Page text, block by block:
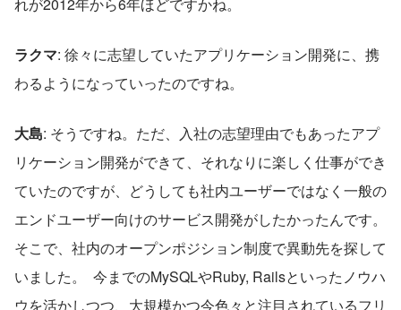
れが2012年から6年ほどですかね。
ラクマ: 徐々に志望していたアプリケーション開発に、携
わるようになっていったのですね。
大島: そうですね。ただ、入社の志望理由でもあったアプ
リケーション開発ができて、それなりに楽しく仕事ができ
ていたのですが、どうしても社内ユーザーではなく一般の
エンドユーザー向けのサービス開発がしたかったんです。
そこで、社内のオープンポジション制度で異動先を探して
いました。  今までのMySQLやRuby, Railsといったノウハ
ウを活かしつつ、大規模かつ今色々と注目されているフリ